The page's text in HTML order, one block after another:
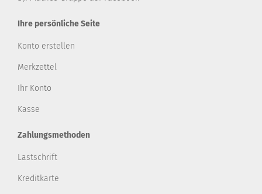
Ihre persönliche Seite
Konto erstellen
Merkzettel
Ihr Konto
Kasse
Zahlungsmethoden
Lastschrift
Kreditkarte